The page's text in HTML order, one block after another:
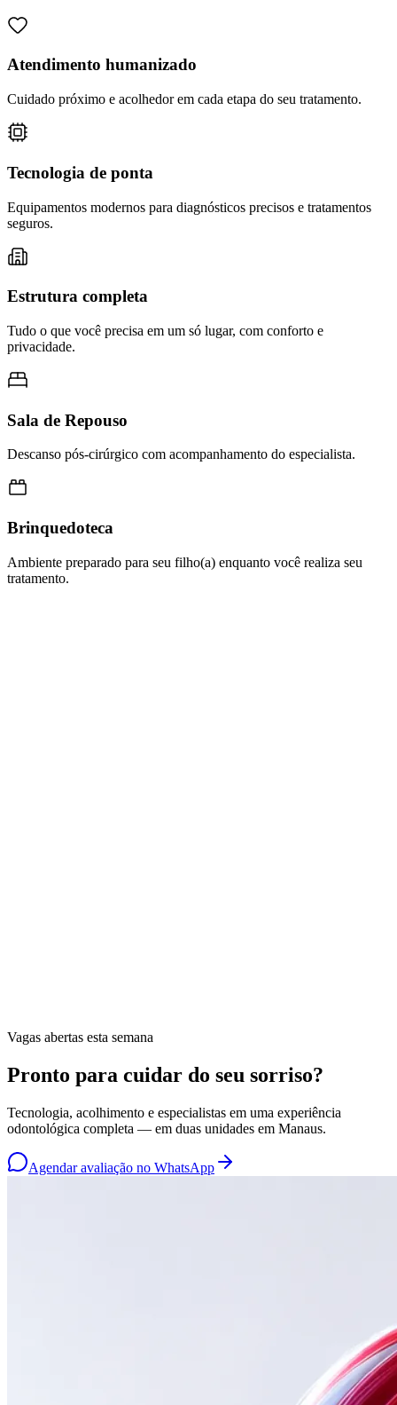
Atendimento humanizado
Cuidado próximo e acolhedor em cada etapa do seu tratamento.
Tecnologia de ponta
Equipamentos modernos para diagnósticos precisos e tratamentos
seguros.
Estrutura completa
Tudo o que você precisa em um só lugar, com conforto e
privacidade.
Sala de Repouso
Descanso pós-cirúrgico com acompanhamento do especialista.
Brinquedoteca
Ambiente preparado para seu filho(a) enquanto você realiza seu
tratamento.
Vagas abertas esta semana
Pronto para cuidar do seu sorriso?
Tecnologia, acolhimento e especialistas em uma experiência
odontológica completa — em duas unidades em Manaus.
Agendar avaliação no WhatsApp